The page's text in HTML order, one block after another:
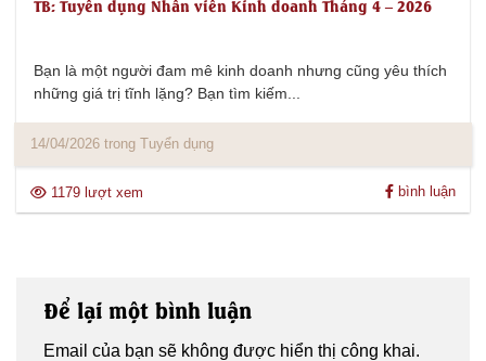
TB: Tuyển dụng Nhân viên Kinh doanh Tháng 4 – 2026
Bạn là một người đam mê kinh doanh nhưng cũng yêu thích
những giá trị tĩnh lặng? Bạn tìm kiếm...
14/04/2026 trong Tuyển dụng
1179 lượt xem bình luận
Để lại một bình luận
Email của bạn sẽ không được hiển thị công khai.